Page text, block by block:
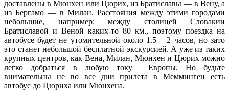
доставлены в Мюнхен или Цюрих, из Братиславы — в Вену, а
из Бергамо — в Милан. Расстояния между этими городами
небольшие, например: между столицей Словакии
Братиславой и Веной каких-то 80 км., поэтому поездка на
автобусе будет не утомительной около 1.5 – 2 часов, но зато
это станет небольшой бесплатной экскурсией. А уже из таких
крупных центров, как Вена, Милан, Мюнхен и Цюрих можно
легко добраться в любую току Европы. Но будьте
внимательны не во все дни прилета в Мемминген есть
автобус до Цюриха или Мюнхена.